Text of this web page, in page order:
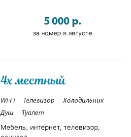
5 000 р.
за номер в августе
4х местный
Wi-Fi Телевизор
Холодильник
Душ
Туалет
Мебель, интернет, телевизор,